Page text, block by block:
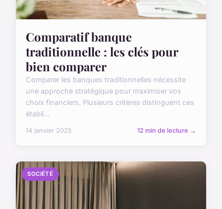
Comparatif banque
traditionnelle : les clés pour
bien comparer
Comparer les banques traditionnelles nécessite
une approche stratégique pour maximiser vos
choix financiers. Plusieurs critères distinguent ces
établi...
14 janvier 2025 12 min de lecture →
SOCIÉTÉ